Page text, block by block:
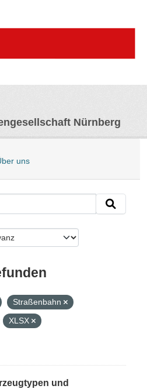
Nürnberg
uns
Straßenbahn
XLSX
und